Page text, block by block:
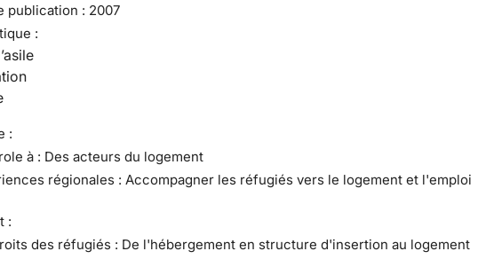
publication : 2007
:
:
à : Des acteurs du logement
régionales : Accompagner les réfugiés vers le logement et l'emploi
:
des réfugiés : De l'hébergement en structure d'insertion au logement